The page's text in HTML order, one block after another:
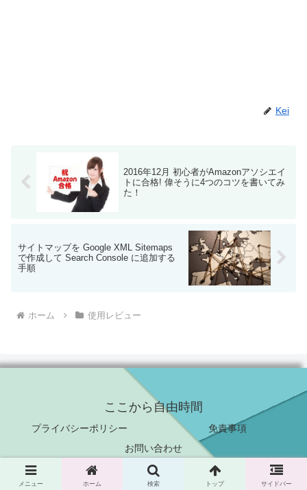
Kei
2016年12月 初心者がAmazonアソシエイ
トに合格! 偉そうに4つのコツを書いてみ
た！
サイトマップを Google XML Sitemaps
で作成して Search Console に追加する
手順
ホーム 使用レビュー
ここから自由時間
プライバシーポリシー
免責事項
お問い合わせ
© 2016 ここから自由時間.
メニュー ホーム 検索 トップ サイドバー